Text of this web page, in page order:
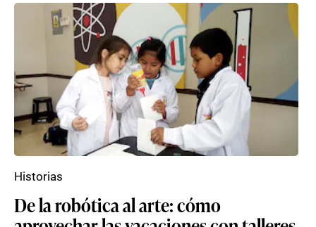
De la robótica al arte: cómo
Historias